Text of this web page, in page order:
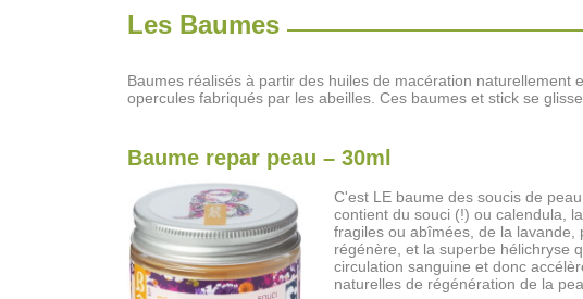
Les Baumes
Baumes réalisés à partir des huiles de macération
opercules fabriqués par les abeilles. Ces baumes et stick se
Baume repar peau – 30ml
C'est LE baume des soucis de
contient du souci (!) ou calendula,
fragiles ou abîmées, de la lavande,
régénère, et la superbe hélichryse
circulation sanguine et donc
naturelles de régénération de la